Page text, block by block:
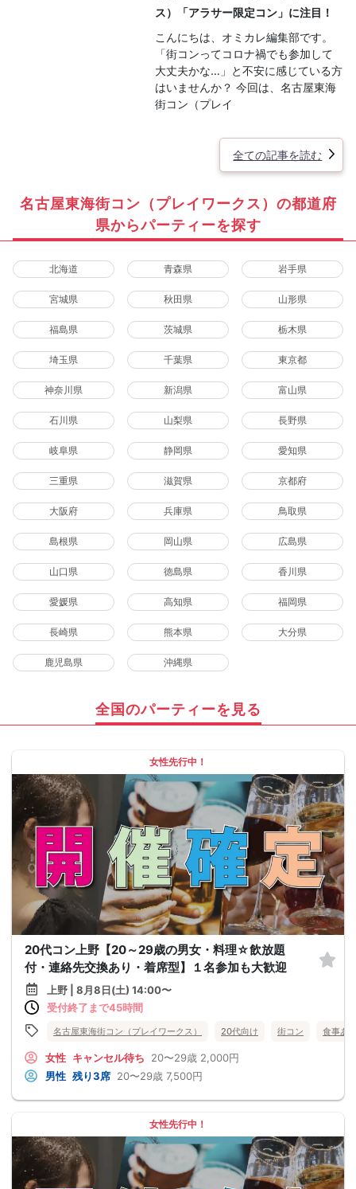
ス）「アラサー限定コン」に注目！
こんにちは、オミカレ編集部です。
「街コンってコロナ禍でも参加して
大丈夫かな…」と不安に感じている方
はいませんか？ 今回は、名古屋東海
街コン（プレイ
全ての記事を読む
名古屋東海街コン（プレイワークス）の都道府
県からパーティーを探す
北海道 青森県 岩手県
宮城県 秋田県 山形県
福島県 茨城県 栃木県
埼玉県 千葉県 東京都
神奈川県 新潟県 富山県
石川県 山梨県 長野県
岐阜県 静岡県 愛知県
三重県 滋賀県 京都府
大阪府 兵庫県 鳥取県
島根県 岡山県 広島県
山口県 徳島県 香川県
愛媛県 高知県 福岡県
長崎県 熊本県 大分県
鹿児島県 沖縄県
全国のパーティーを見る
女性先行中！
20代コン上野【20～29歳の男女・料理☆飲放題
付・連絡先交換あり・着席型】１名参加も大歓迎
上野 | 8月8日(土) 14:00〜
受付終了まで45時間
名古屋東海街コン（プレイワークス） 20代向け 街コン 食事あ
女性 キャンセル待ち 20〜29歳 2,000円
男性 残り3席 20〜29歳 7,500円
女性先行中！